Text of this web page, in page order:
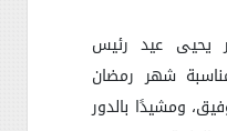
يحيى عيد رئيس
شهر رمضان
ومشيدًا بالدور